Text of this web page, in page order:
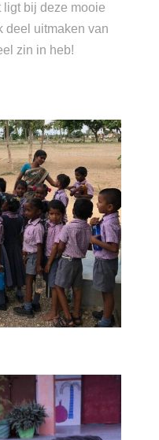
bij deze mooie
deel uitmaken van
zin in heb!